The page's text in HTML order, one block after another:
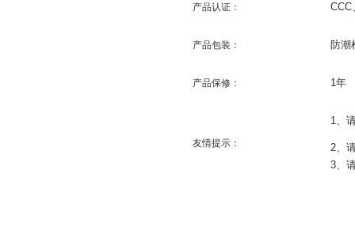
产品认证： CCC
产品包装： 防潮
产品保修： 1年
友情提示：
1、
2、
3、